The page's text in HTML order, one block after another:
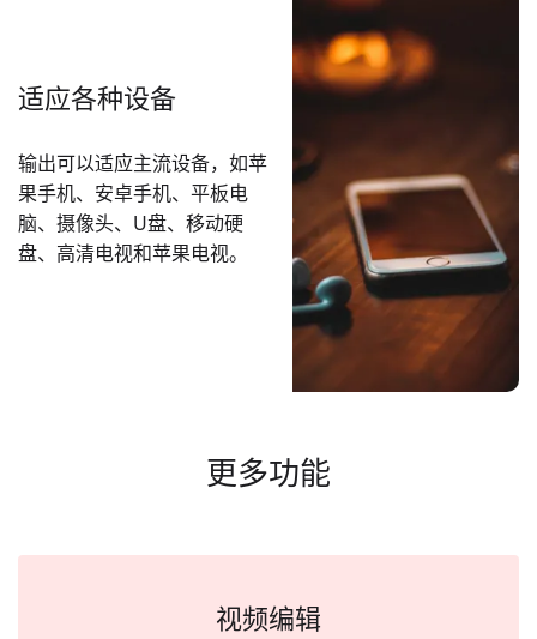
适应各种设备
输出可以适应主流设备，如苹
果手机、安卓手机、平板电
脑、摄像头、U盘、移动硬
盘、高清电视和苹果电视。
更多功能
视频编辑